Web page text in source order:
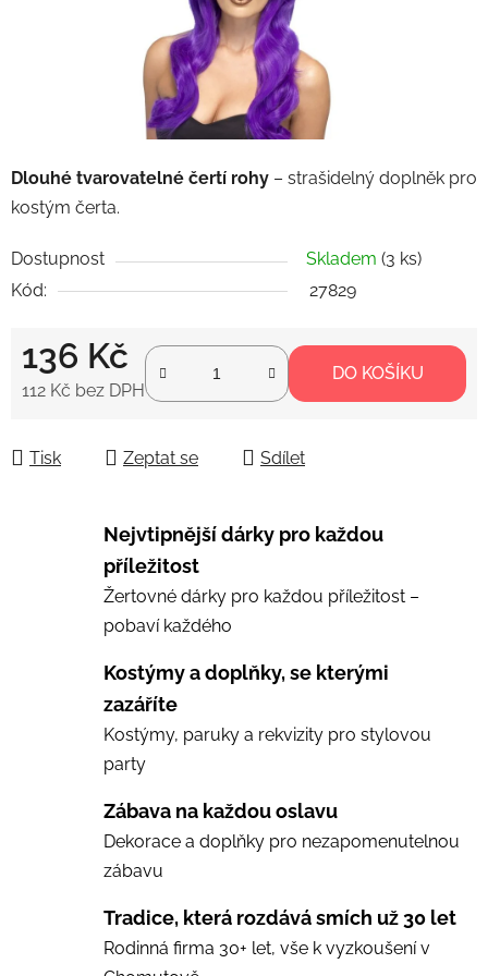
Dlouhé tvarovatelné čertí rohy – strašidelný doplněk pro
kostým čerta.
Dostupnost Skladem (3 ks)
Kód:
27829
136 Kč
112 Kč bez DPH
DO KOŠÍKU
Tisk Zeptat se Sdílet
Nejvtipnější dárky pro každou
příležitost
Žertovné dárky pro každou příležitost –
pobaví každého
Kostýmy a doplňky, se kterými
zazáříte
Kostýmy, paruky a rekvizity pro stylovou
party
Zábava na každou oslavu
Dekorace a doplňky pro nezapomenutelnou
zábavu
Tradice, která rozdává smích už 30 let
Rodinná firma 30+ let, vše k vyzkoušení v